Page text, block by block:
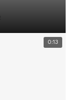
0:13